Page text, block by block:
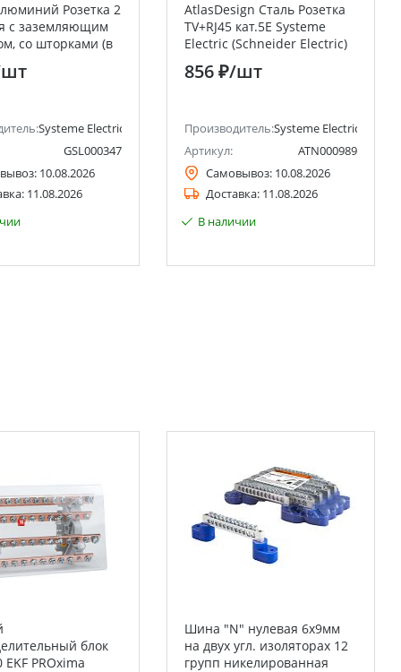
Розетка 2
с заземляющим
со шторками (в
(Schneider
Systeme Electric (ранее Schneider Electric)
GSL000347
10.08.2026
11.08.2026
AtlasDesign Сталь Розетка
TV+RJ45 кат.5E Systeme
Electric (Schneider Electric)
856 ₽/шт
Производитель:Systeme Electric
Артикул:
ATN000989
Самовывоз: 10.08.2026
Доставка: 11.08.2026
В наличии
блок
PROxima
Шина "N" нулевая 6х9мм
на двух угл. изоляторах 12
групп никелированная